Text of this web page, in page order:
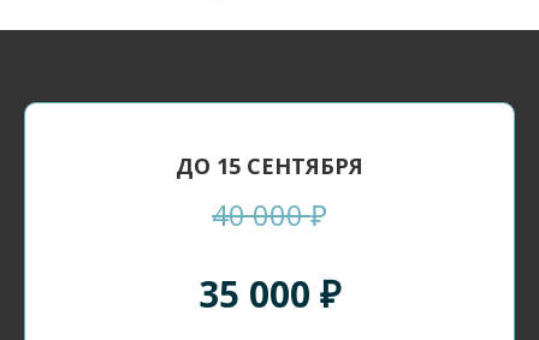
ДО 15 СЕНТЯБРЯ
40 000₽
35 000 ₽